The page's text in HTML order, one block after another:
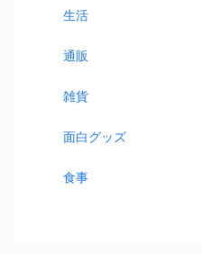
生活
通販
雑貨
面白グッズ
食事